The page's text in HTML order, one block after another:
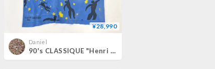
¥28,990
Daniel
90's CLASSIQUE "Henri Matisse" Tシャツ XLサイズ CANADA製